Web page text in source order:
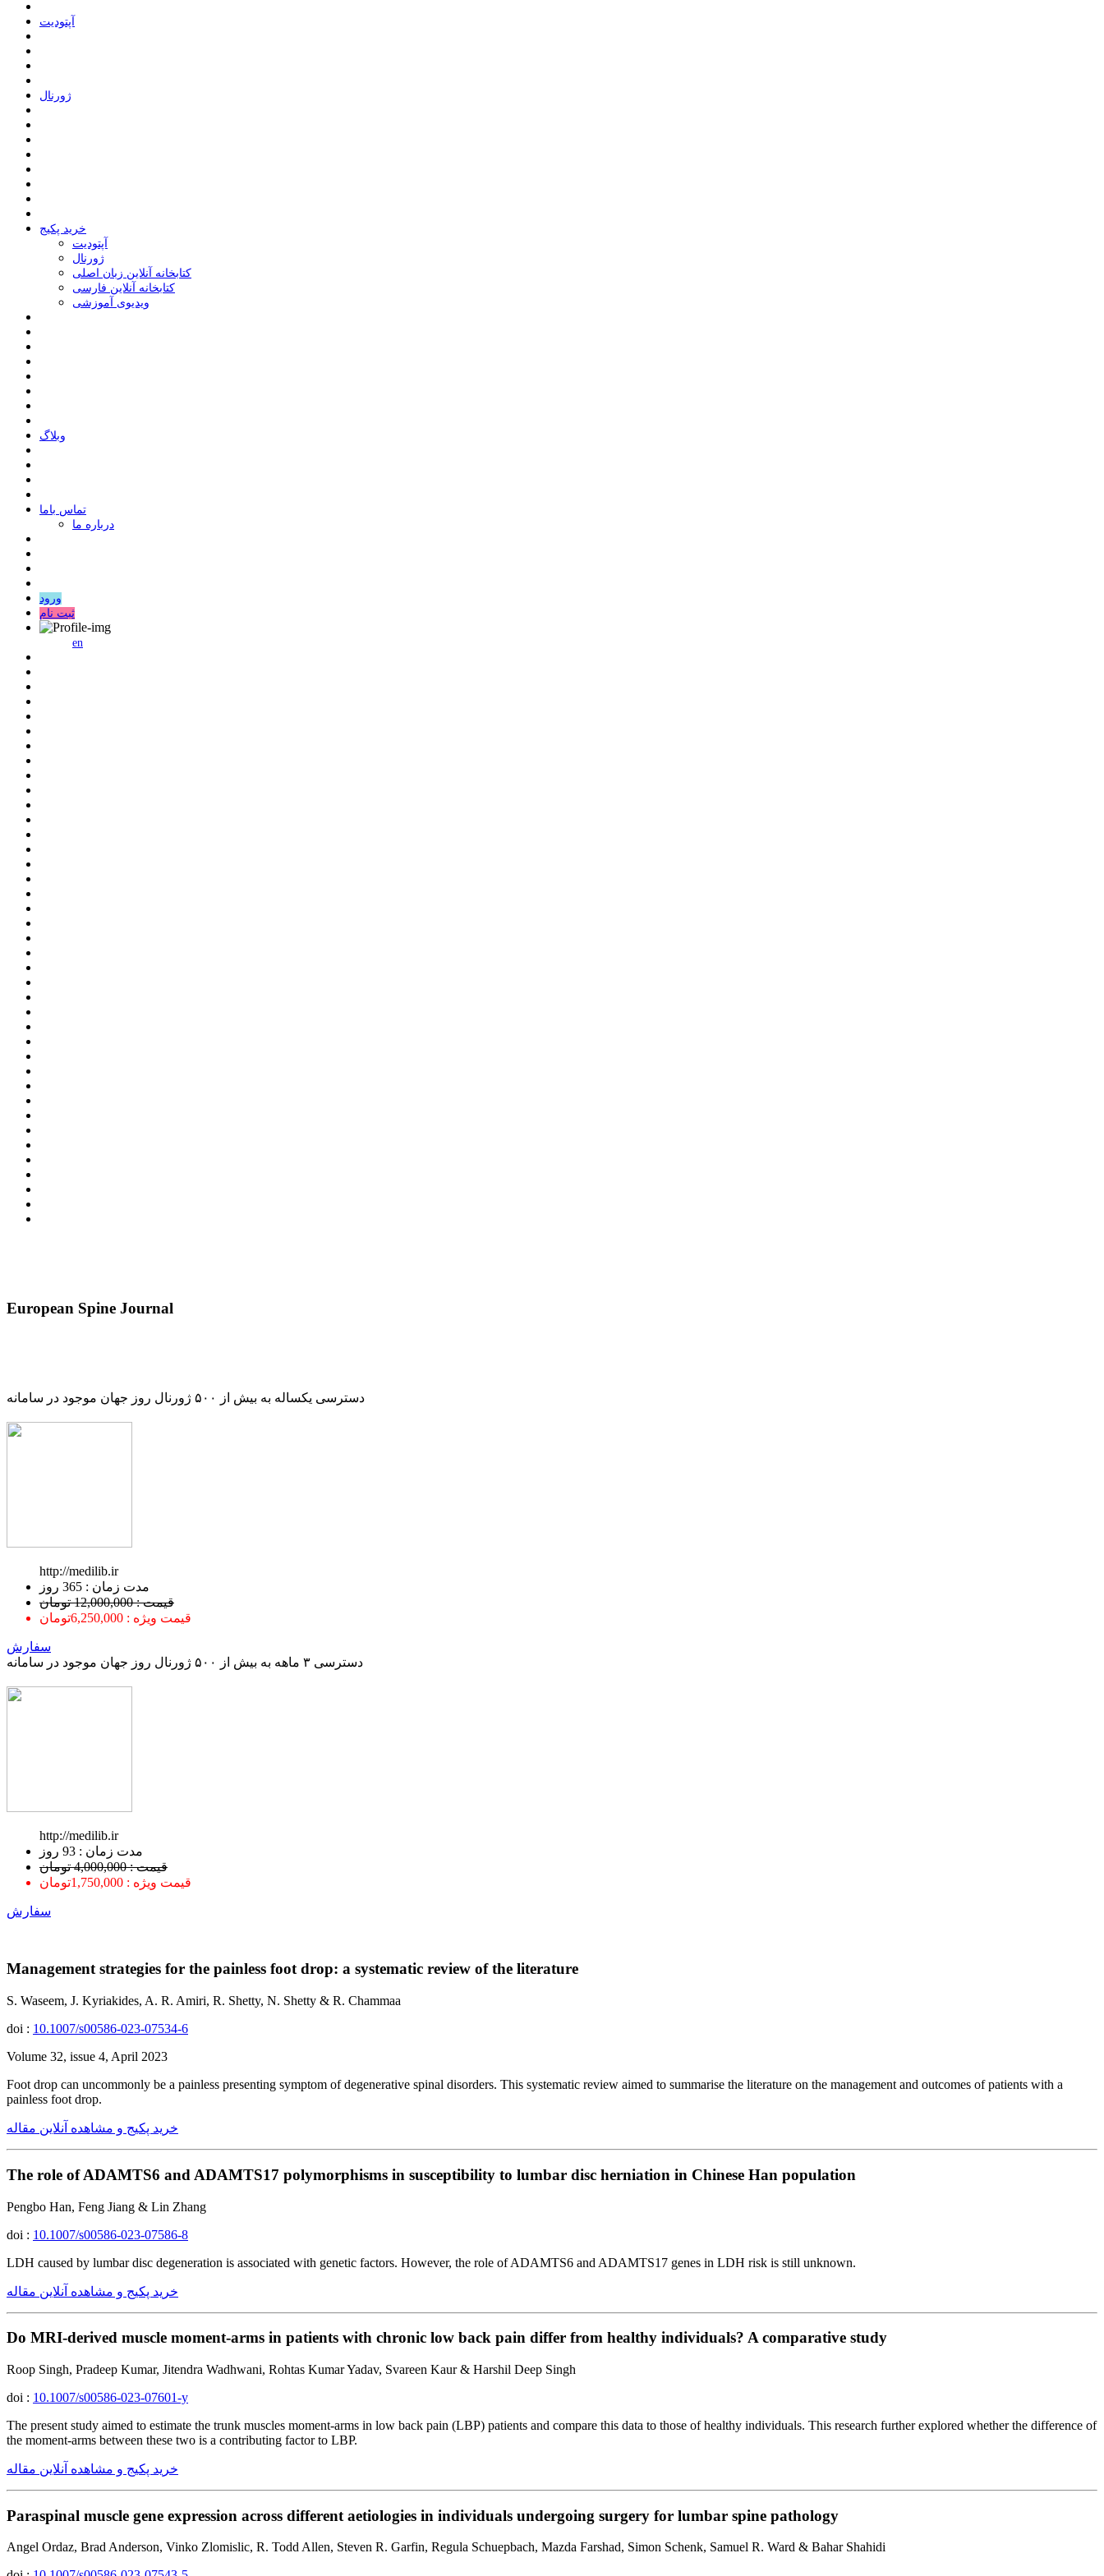
ﺁﭘﺘﻮﺩﯾﺖ
ﮊﻭﺭﻧﺎﻝ
خرید پکیج
ﺁﭘﺘﻮﺩﯾﺖ
ﮊﻭﺭﻧﺎﻝ
کتابخانه آنلاین زبان اصلی
کتابخانه آنلاین فارسی
ویدیوی آموزشی
وبلاگ
ﺗﻤﺎﺱ ﺑﺎﻣﺎ
درباره ما
ورود
ثبت نام
en
European Spine Journal
دسترسی یکساله به بیش از ۵۰۰ ژورنال روز جهان موجود در سامانه
http://medilib.ir
ﻣﺪﺕ ﺯﻣﺎﻥ : 365 ﺭﻭﺯ
قیمت : 12,000,000 تومان
قیمت ویژه : 6,250,000تومان
سفارش
دسترسی ۳ ماهه به بیش از ۵۰۰ ژورنال روز جهان موجود در سامانه
http://medilib.ir
ﻣﺪﺕ ﺯﻣﺎﻥ : 93 ﺭﻭﺯ
قیمت : 4,000,000 تومان
قیمت ویژه : 1,750,000تومان
سفارش
Management strategies for the painless foot drop: a systematic review of the literature
S. Waseem, J. Kyriakides, A. R. Amiri, R. Shetty, N. Shetty & R. Chammaa
doi : 10.1007/s00586-023-07534-6
Volume 32, issue 4, April 2023
Foot drop can uncommonly be a painless presenting symptom of degenerative spinal disorders. This systematic review aimed to summarise the literature on the management and outcomes of patients with a
painless foot drop.
خرید پکیج و مشاهده آنلاین مقاله
The role of ADAMTS6 and ADAMTS17 polymorphisms in susceptibility to lumbar disc herniation in Chinese Han population
Pengbo Han, Feng Jiang & Lin Zhang
doi : 10.1007/s00586-023-07586-8
LDH caused by lumbar disc degeneration is associated with genetic factors. However, the role of ADAMTS6 and ADAMTS17 genes in LDH risk is still unknown.
خرید پکیج و مشاهده آنلاین مقاله
Do MRI-derived muscle moment-arms in patients with chronic low back pain differ from healthy individuals? A comparative study
Roop Singh, Pradeep Kumar, Jitendra Wadhwani, Rohtas Kumar Yadav, Svareen Kaur & Harshil Deep Singh
doi : 10.1007/s00586-023-07601-y
The present study aimed to estimate the trunk muscles moment-arms in low back pain (LBP) patients and compare this data to those of healthy individuals. This research further explored whether the difference of
the moment-arms between these two is a contributing factor to LBP.
خرید پکیج و مشاهده آنلاین مقاله
Paraspinal muscle gene expression across different aetiologies in individuals undergoing surgery for lumbar spine pathology
Angel Ordaz, Brad Anderson, Vinko Zlomislic, R. Todd Allen, Steven R. Garfin, Regula Schuepbach, Mazda Farshad, Simon Schenk, Samuel R. Ward & Bahar Shahidi